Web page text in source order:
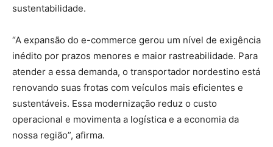
sustentabilidade.
“A expansão do e-commerce gerou um nível de exigência
inédito por prazos menores e maior rastreabilidade. Para
atender a essa demanda, o transportador nordestino está
renovando suas frotas com veículos mais eficientes e
sustentáveis. Essa modernização reduz o custo
operacional e movimenta a logística e a economia da
nossa região”, afirma.